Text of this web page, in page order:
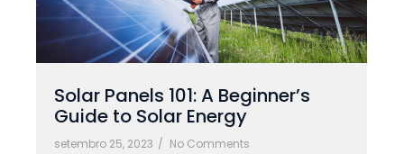
Solar Panels 101: A Beginner’s
Guide to Solar Energy
setembro 25, 2023 / No Comments